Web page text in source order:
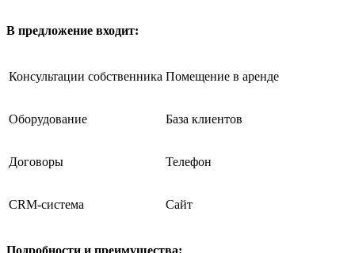
В предложение входит:
Консультации собственника Помещение в аренде
Оборудование База клиентов
Договоры Телефон
CRM-система Сайт